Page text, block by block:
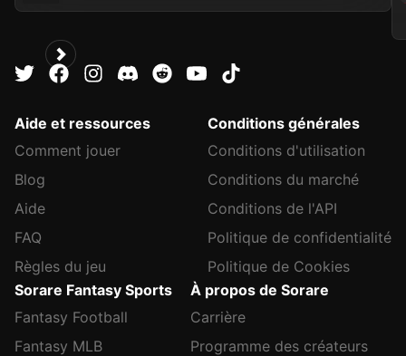
Aide et ressources
Comment jouer
Blog
Aide
FAQ
Règles du jeu
Conditions générales
Conditions d'utilisation
Conditions du marché
Conditions de l'API
Politique de confidentialité
Politique de Cookies
Sorare Fantasy Sports
Fantasy Football
Fantasy MLB
À propos de Sorare
Carrière
Programme des créateurs